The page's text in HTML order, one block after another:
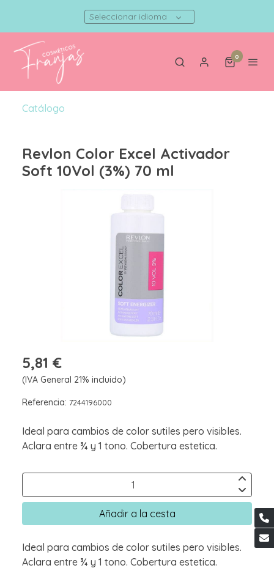
Seleccionar idioma
0
Catálogo
Revlon Color Excel Activador
Soft 10Vol (3%) 70 ml
5,81 €
(IVA General 21% incluido)
Referencia: 7244196000
Ideal para cambios de color sutiles pero visibles.
Aclara entre ¾ y 1 tono. Cobertura estetica.
Añadir a la cesta
Ideal para cambios de color sutiles pero visibles.
Aclara entre ¾ y 1 tono. Cobertura estetica.